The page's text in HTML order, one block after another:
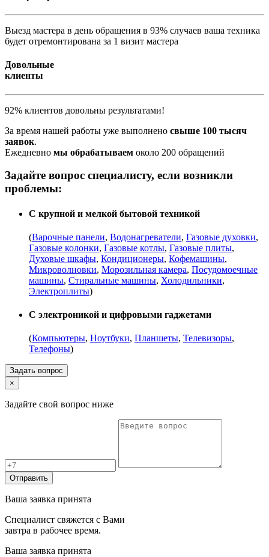
Выезд мастера в день обращения в 93% случаев ваша техника
будет отремонтирована за 1 визит мастера
Довольные
клиенты
92% клиентов довольны результатами!
За время нашей работы уже выполнено свыше 100 тысяч
заявок.
Ежедневно мы обрабатываем около 200 обращений
Задайте вопрос специалисту, если возникли
проблемы:
С крупной и мелкой бытовой техникой
(Варочные панели, Водонагреватели, Газовые духовки,
Газовые колонки, Газовые котлы, Газовые плиты,
Духовые шкафы, Кондиционеры, Кофемашины,
Микроволновки, Морозильная камера, Посудомоечные
машины, Стиральные машины, Холодильники,
Электроплиты)
С электроникой и цифровыми гаджетами
(Компьютеры, Ноутбуки, Планшеты, Телевизоры,
Телефоны)
Задать вопрос
×
Задайте свой вопрос ниже
Отправить
Ваша заявка принята
Специалист свяжется с Вами
завтра в рабочее время.
Ваша заявка принята